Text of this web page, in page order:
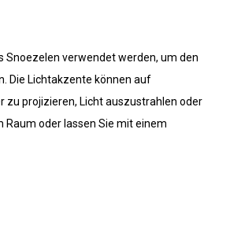
Snoezelen verwendet werden, um den
Die Lichtakzente können auf
zu projizieren, Licht auszustrahlen oder
oder lassen Sie mit einem